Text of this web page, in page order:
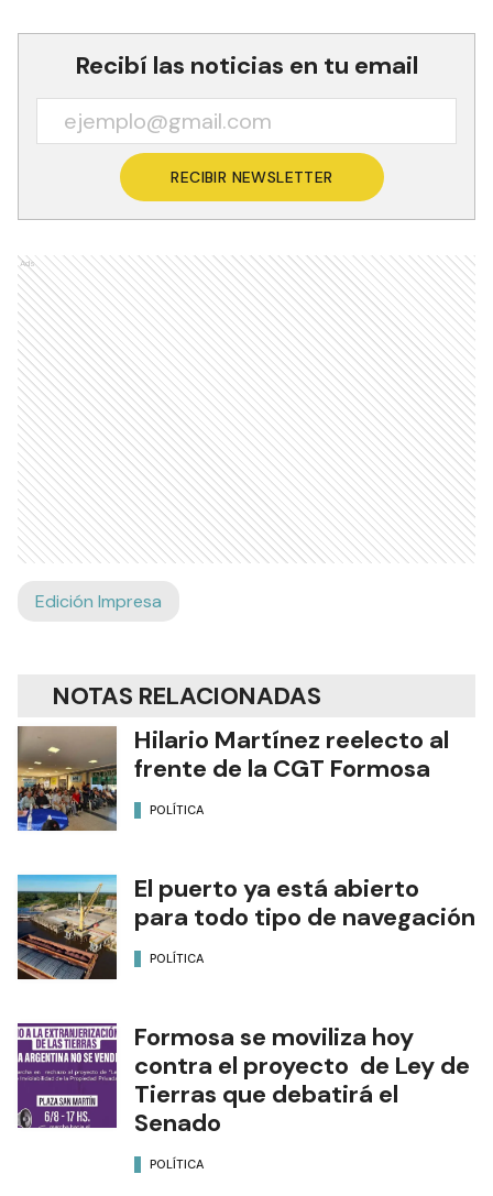
Recibí las noticias en tu email
RECIBIR NEWSLETTER
Ads
Edición Impresa
NOTAS RELACIONADAS
Hilario Martínez reelecto al
frente de la CGT Formosa
POLÍTICA
El puerto ya está abierto
para todo tipo de navegación
POLÍTICA
Formosa se moviliza hoy
contra el proyecto de Ley de
Tierras que debatirá el
Senado
POLÍTICA